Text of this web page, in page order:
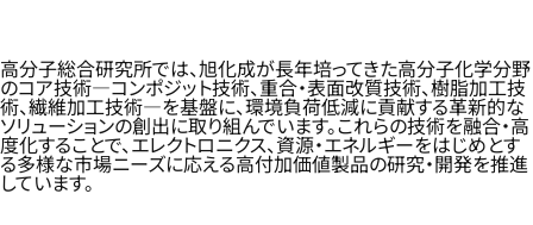
高分子総合研究所では、旭化成が長年培ってきた高分子化学分野
のコア技術—コンポジット技術、重合・表面改質技術、樹脂加工技
術、繊維加工技術—を基盤に、環境負荷低減に貢献する革新的な
ソリューションの創出に取り組んでいます。これらの技術を融合・高
度化することで、エレクトロニクス、資源・エネルギーをはじめとす
る多様な市場ニーズに応える高付加価値製品の研究・開発を推進
しています。